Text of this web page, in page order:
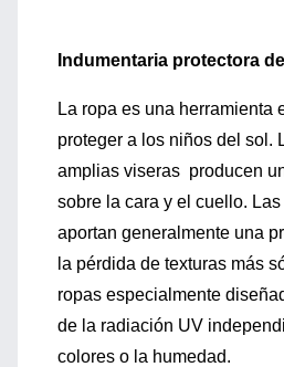
Indumentaria protectora
La ropa es una herramienta
proteger a los niños del sol.
amplias viseras producen
sobre la cara y el cuello.
aportan generalmente una
la pérdida de texturas más
ropas especialmente
de la radiación UV
colores o la humedad.